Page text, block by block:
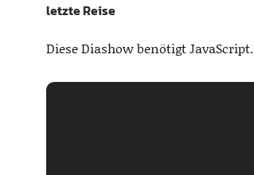
letzte Reise
Diese Diashow benötigt JavaScript.